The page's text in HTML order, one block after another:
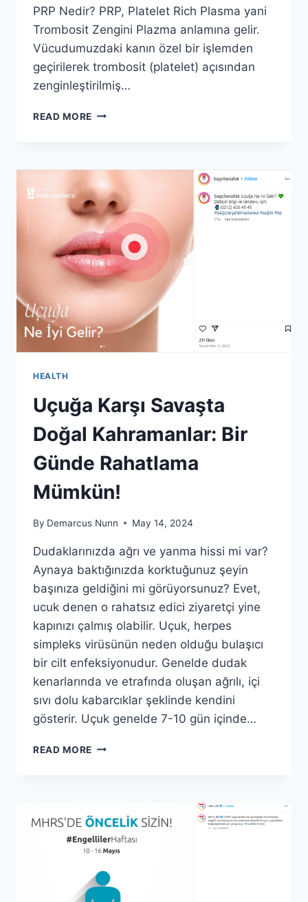
PRP Nedir? PRP, Platelet Rich Plasma yani
Trombosit Zengini Plazma anlamına gelir.
Vücudumuzdaki kanın özel bir işlemden
geçirilerek trombosit (platelet) açısından
zenginleştirilmiş…
READ MORE PRP
CILT
GENÇLEŞTIRMEYE
MUCIZE
ÇÖZÜM
MÜ?
HEALTH
Uçuğa Karşı Savaşta
Doğal Kahramanlar: Bir
Günde Rahatlama
Mümkün!
By Demarcus Nunn May 14, 2024
Dudaklarınızda ağrı ve yanma hissi mi var?
Aynaya baktığınızda korktuğunuz şeyin
başınıza geldiğini mi görüyorsunuz? Evet,
ucuk denen o rahatsız edici ziyaretçi yine
kapınızı çalmış olabilir. Uçuk, herpes
simpleks virüsünün neden olduğu bulaşıcı
bir cilt enfeksiyonudur. Genelde dudak
kenarlarında ve etrafında oluşan ağrılı, içi
sıvı dolu kabarcıklar şeklinde kendini
gösterir. Uçuk genelde 7-10 gün içinde…
READ MORE UÇUĞA
BIR
GÜNDE
RAHATLAMA